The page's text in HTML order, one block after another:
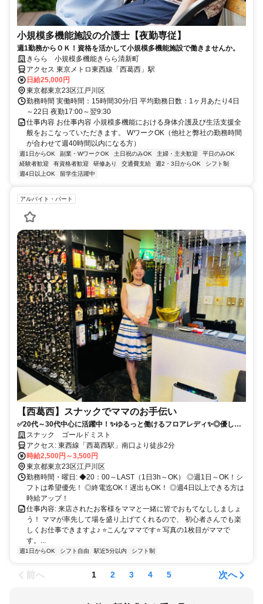
小規模多機能施設の介護士【夜勤専従】
週1勤務からＯＫ！資格を活かして小規模多機能施設で働きませんか。
きらら 小規模多機能きらら清新町
アクセス 東京メトロ東西線「西葛西」駅
日給25,000円
東京都東京23区江戸川区
勤務時間 実働時間：15時間30分/日 平均勤務日数：1ヶ月あたり4日
～22日 夜勤17:00～翌9:30
仕事内容 お仕事内容 小規模多機能における身体介護及び生活支援全
般をおこなっていただきます。 WワークOK（他社と弊社の勤務時間
が合わせて週40時間以内になる方）
週1日からOK 副業・WワークOK 土日祝のみOK 主婦・主夫歓迎
平日のみOK
経験者歓迎
有資格者歓迎 研修あり 交通費支給 週2・3日からOK
シフト制
週4日以上OK
留学生活躍中
アルバイト・パート
【西葛西】スナックでママのお手伝い
✅20代～30代中心に活躍中！✨ゆるっと働けるフロアレディ✨◎優しい
ママが運営する気軽なスナックです♪居心地の良さが自慢の温かいお店で
のんびりお手伝いはじめませんか( ˊᵕˋ )ほとんどが未経験スタートの方ば
かりです♪
スナック ゴールドミスト
アクセス: 東西線「西葛西駅」南口より徒歩2分
時給2,500円～3,500円
東京都東京23区江戸川区
勤務時間・曜日: ◆20：00～LAST（1日3h～OK） ◎週1日～OK！シ
フトは希望優先！ ◎終電迄OK！遅出もOK！ ◎週4日以上できる方は
時給アップ！
仕事内容: 来店されたお客様をママと一緒に皆でおもてなししましょ
う！ ママが率先して場を盛り上げてくれるので、 初心者さんでも楽
しくお仕事できますよ♪ ⭐こんなママです⭐ 写真の1枚目がママで
す。...
週1日からOK シフト自由 駅近5分以内 シフト制
前へ 1 2 3 4 5 次へ